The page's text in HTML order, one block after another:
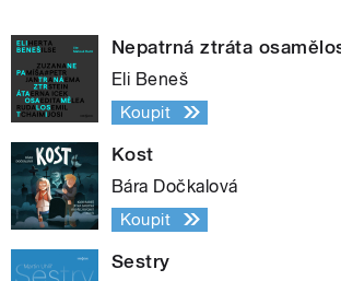
Nepatrná ztráta
Eli Beneš
Koupit
Kost
Bára Dočkalová
Koupit
Sestry